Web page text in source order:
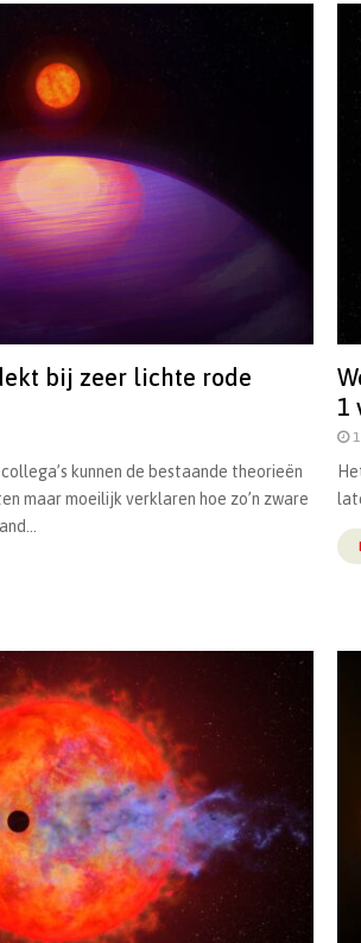
bij zeer lichte rode
kunnen de bestaande theorieën
maar moeilijk verklaren hoe zo’n zware
1